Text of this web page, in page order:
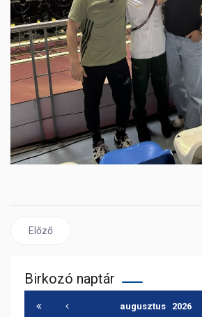
Előző cikk: Remek félévet zártak
Előző
Birkozó naptár
augusztus 2026